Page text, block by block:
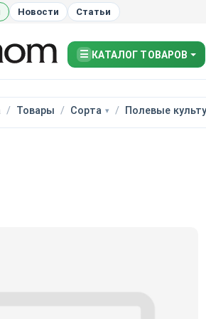
Новости Статьи
☰ КАТАЛОГ ТОВАРОВ
Товары Сорта Полевые